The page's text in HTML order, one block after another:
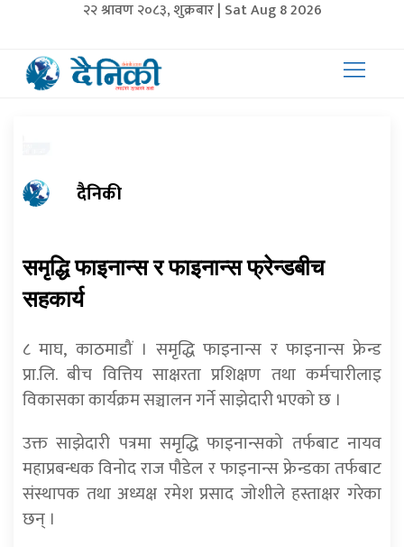
२२ श्रावण २०८३, शुक्रबार | Sat Aug 8 2026
दैनिकी
समृद्धि फाइनान्स र फाइनान्स फ्रेन्डबीच
सहकार्य
८ माघ, काठमाडौं । समृद्धि फाइनान्स र फाइनान्स फ्रेन्ड
प्रा.लि. बीच वित्तिय साक्षरता प्रशिक्षण तथा कर्मचारीलाइ
विकासका कार्यक्रम सञ्चालन गर्ने साझेदारी भएको छ ।
उक्त साझेदारी पत्रमा समृद्धि फाइनान्सको तर्फबाट नायव
महाप्रबन्धक विनोद राज पौडेल र फाइनान्स फ्रेन्डका तर्फबाट
संस्थापक तथा अध्यक्ष रमेश प्रसाद जोशीले हस्ताक्षर गरेका
छन् ।